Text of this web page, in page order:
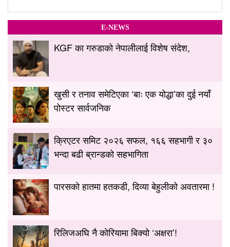
E-NEWS
KGF का गरुडाको नेपालीलाई विशेष संदेश,
खुसी र तनाव समेटिएका ‘बाः एक योद्धा’का दुई नयाँ
पोस्टर सार्वजनिक
क्रिएटर समिट २०२६ सफल, १६६ सहभागी र ३०
भन्दा बढी ब्रान्डको सहभागिता
पारसको हातमा हतकडी, दिव्या बेहुलीको अवतारमा !
रिलिजअघि नै कोरियामा बिक्यो ‘अक्षरा’!